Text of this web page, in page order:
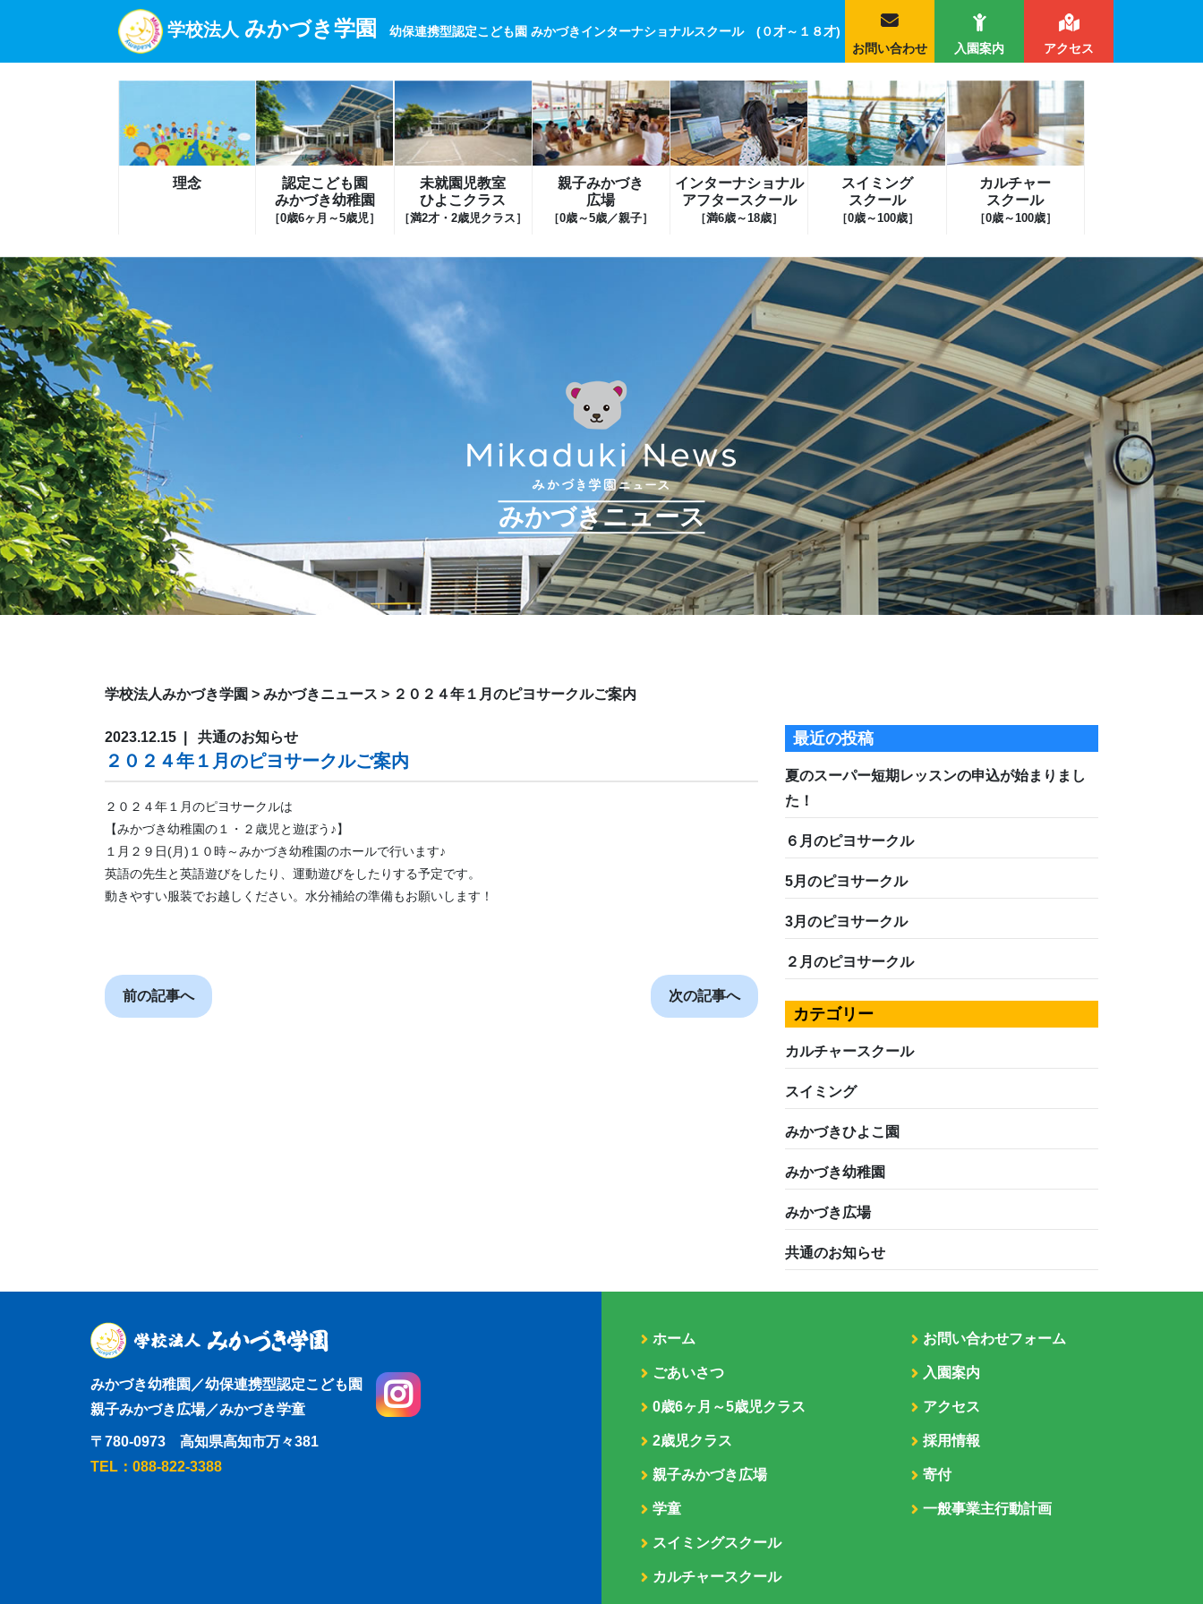
学校法人 みかづき学園
幼保連携型認定こども園 みかづきインターナショナルスクール (０才～１８才)
お問い合わせ
入園案内 アクセス
理念
認定こども園
みかづき幼稚園
［0歳6ヶ月～5歳児］
未就園児教室
ひよこクラス
［満2才・2歳児クラス］
親子みかづき
広場
［0歳～5歳／親子］
インターナショナル
アフタースクール
［満6歳～18歳］
スイミング
スクール
［0歳～100歳］
カルチャー
スクール
［0歳～100歳］
みかづきニュース
学校法人みかづき学園 > みかづきニュース > ２０２４年１月のピヨサークルご案内
2023.12.15 共通のお知らせ
２０２４年１月のピヨサークルご案内
２０２４年１月のピヨサークルは
【みかづき幼稚園の１・２歳児と遊ぼう♪】
１月２９日(月)１０時～みかづき幼稚園のホールで行います♪
英語の先生と英語遊びをしたり、運動遊びをしたりする予定です。
動きやすい服装でお越しください。水分補給の準備もお願いします！
前の記事へ 次の記事へ
最近の投稿
夏のスーパー短期レッスンの申込が始まりまし
た！
６月のピヨサークル
5月のピヨサークル
3月のピヨサークル
２月のピヨサークル
カテゴリー
カルチャースクール
スイミング
みかづきひよこ園
みかづき幼稚園
みかづき広場
共通のお知らせ
みかづき幼稚園／幼保連携型認定こども園
親子みかづき広場／みかづき学童
〒780-0973 高知県高知市万々381
TEL：088-822-3388
ホーム
ごあいさつ
0歳6ヶ月～5歳児クラス
2歳児クラス
親子みかづき広場
学童
スイミングスクール
カルチャースクール
お問い合わせフォーム
入園案内
アクセス
採用情報
寄付
一般事業主行動計画